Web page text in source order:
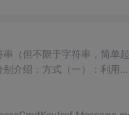
（但不限于字符串，简单起
介绍：方式（一）：利用静